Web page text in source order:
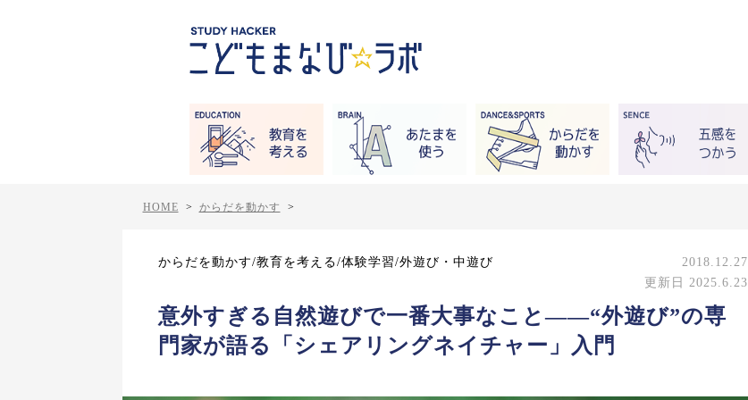
HOME > からだを動かす >
からだを動かす/教育を考える/体験学習/外遊び・中遊び
2018.12.27
更新日 2025.6.23
意外すぎる自然遊びで一番大事なこと――“外遊び”の専
門家が語る「シェアリングネイチャー」入門